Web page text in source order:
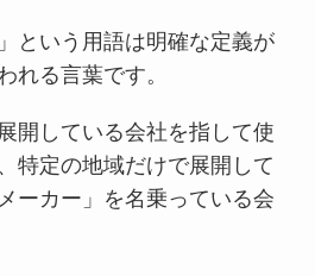
という用語は明確な定義が
れる言葉です。
開している会社を指して使
特定の地域だけで展開して
ーカー」を名乗っている会